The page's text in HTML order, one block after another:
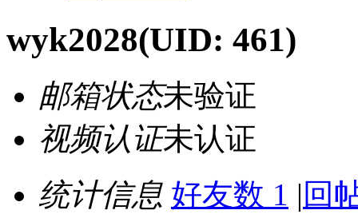
wyk2028(UID: 461)
邮箱状态未验证
视频认证未认证
统计信息 好友数 1 | 回